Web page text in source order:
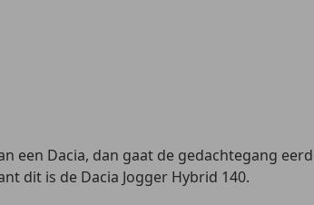
een Dacia, dan gaat de gedachtegang
dit is de Dacia Jogger Hybrid 140.